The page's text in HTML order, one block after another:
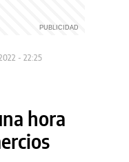
- 22:25
hora